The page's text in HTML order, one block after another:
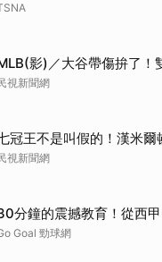
影)／大谷帶傷拚了
視新聞網
冠王不是叫假的！漢米
視新聞網
分鐘的震撼教育！從西
Goal 勁球網